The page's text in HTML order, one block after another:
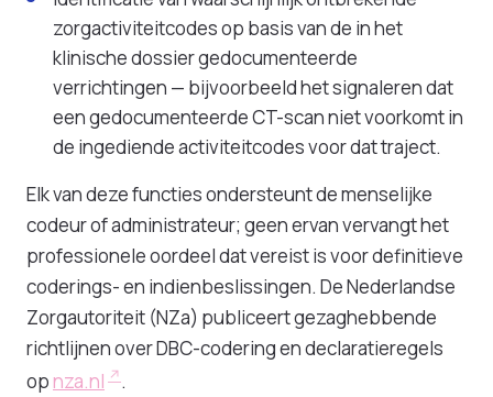
zorgactiviteitcodes op basis van de in het
klinische dossier gedocumenteerde
verrichtingen — bijvoorbeeld het signaleren dat
een gedocumenteerde CT-scan niet voorkomt in
de ingediende activiteitcodes voor dat traject.
Elk van deze functies ondersteunt de menselijke
codeur of administrateur; geen ervan vervangt het
professionele oordeel dat vereist is voor definitieve
coderings- en indienbeslissingen. De Nederlandse
Zorgautoriteit (NZa) publiceert gezaghebbende
richtlijnen over DBC-codering en declaratieregels
op nza.nl .